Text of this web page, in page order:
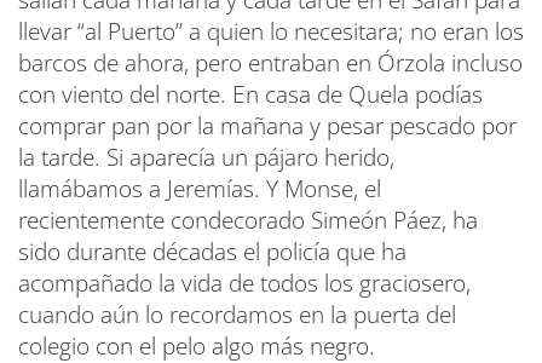
llevar “al Puerto” a quien lo necesitara; no eran los
barcos de ahora, pero entraban en Órzola incluso
con viento del norte. En casa de Quela podías
comprar pan por la mañana y pesar pescado por
la tarde. Si aparecía un pájaro herido,
llamábamos a Jeremías. Y Monse, el
recientemente condecorado Simeón Páez, ha
sido durante décadas el policía que ha
acompañado la vida de todos los graciosero,
cuando aún lo recordamos en la puerta del
colegio con el pelo algo más negro.